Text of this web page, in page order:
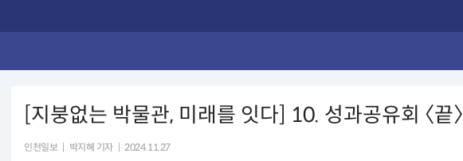
[지붕없는 박물관, 미래를 잇다] 10. 성과공유회 〈끝〉
인천일보 박지혜 기자 2024.11.27